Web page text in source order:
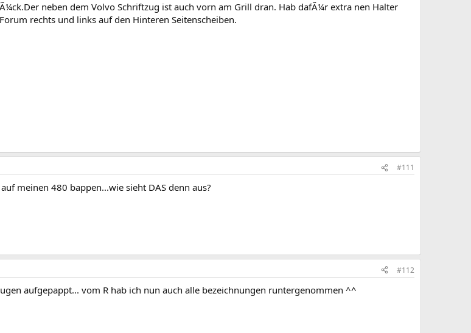
neben dem Volvo Schriftzug ist auch vorn am Grill dran. Hab dafÃ¼r extra nen Halter
rechts und links auf den Hinteren Seitenscheiben.
#111
meinen 480 bappen...wie sieht DAS denn aus?
#112
aufgepappt... vom R hab ich nun auch alle bezeichnungen runtergenommen ^^